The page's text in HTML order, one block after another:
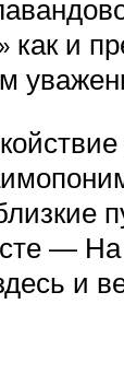
как и
— На
и